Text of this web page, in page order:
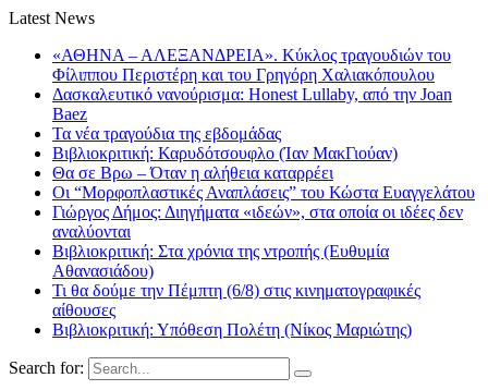
Latest News
«ΑΘΗΝΑ – ΑΛΕΞΑΝΔΡΕΙΑ». Κύκλος τραγουδιών του
Φίλιππου Περιστέρη και του Γρηγόρη Χαλιακόπουλου
Δασκαλευτικό νανούρισμα: Honest Lullaby, από την Joan
Baez
Τα νέα τραγούδια της εβδομάδας
Βιβλιοκριτική: Καρυδότσουφλο (Ίαν ΜακΓιούαν)
Θα σε Βρω – Όταν η αλήθεια καταρρέει
Οι “Μορφοπλαστικές Αναπλάσεις” του Κώστα Ευαγγελάτου
Γιώργος Δήμος: Διηγήματα «ιδεών», στα οποία οι ιδέες δεν
αναλύονται
Βιβλιοκριτική: Στα χρόνια της ντροπής (Ευθυμία
Αθανασιάδου)
Τι θα δούμε την Πέμπτη (6/8) στις κινηματογραφικές
αίθουσες
Βιβλιοκριτική: Υπόθεση Πολέτη (Νίκος Μαριώτης)
Search for: